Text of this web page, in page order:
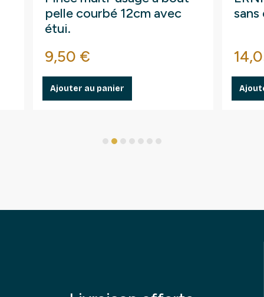
pelle courbé 12cm avec
étui.
Prix
9,50 €
Ajouter au panier
sans
Prix